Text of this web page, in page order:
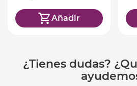
Añadir
¿Tienes dudas?